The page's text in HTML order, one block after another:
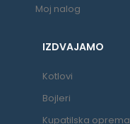
Moj nalog
IZDVAJAMO
Kotlovi
Bojleri
Kupatilska oprema